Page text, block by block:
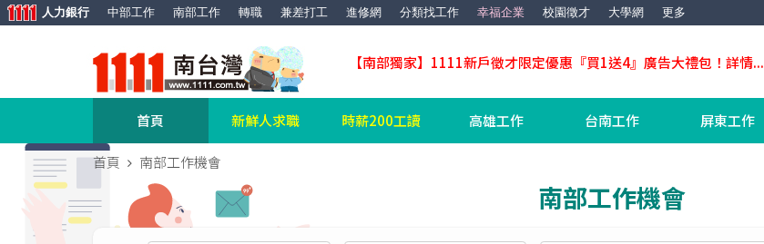
人力銀行 中部工作 南部工作 轉職 兼差打工 進修網 分類找工作 幸福企業 校園徵才 大學網 更多
【南部獨家】1111新戶徵才限定優惠『買1送4』廣告大禮包！詳情...
首頁 新鮮人求職 時薪200工讀 高雄工作 台南工作 屏東工作
首頁 南部工作機會
南部工作機會